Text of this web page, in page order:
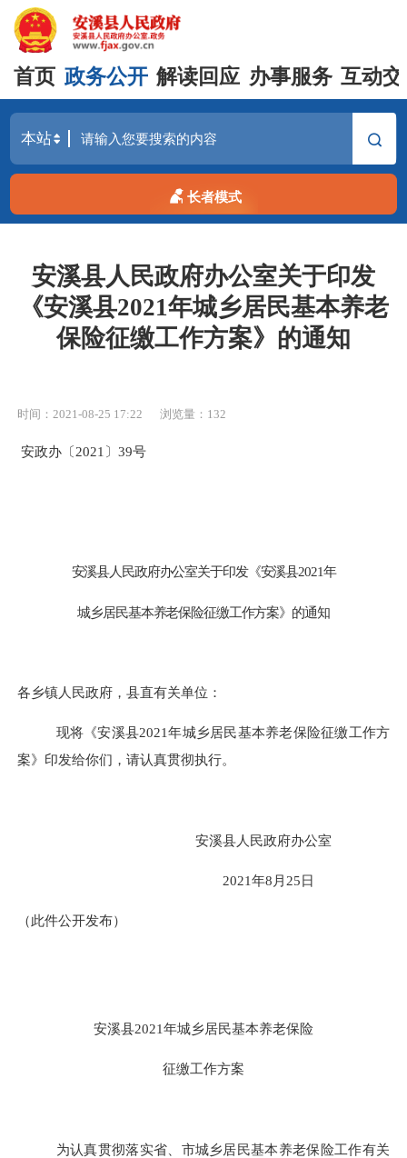
首页 政务公开 解读回应 办事服务 互动
长者模式
安溪县人民政府办公室关于印发
《安溪县2021年城乡居民基本养老
保险征缴工作方案》的通知
时间：2021-08-25 17:22 浏览量： 132
安政办 〔2021〕 39号
安溪县人民政府办公室关于印发《安溪县2021年
城乡居民基本养老保险征缴工作方案》的通知
各乡镇人民政府，县直有关单位：
现将《安溪县2021年城乡居民基本养老保险征缴工作方
案》印发给你们，请认真贯彻执行。
安溪县人民政府办公室
2021年8 月 25日
（此件公开发布）
安溪县2021年城乡居民基本养老保险
征缴工作方案
为认真贯彻落实省、市城乡居民基本养老保险工作有关